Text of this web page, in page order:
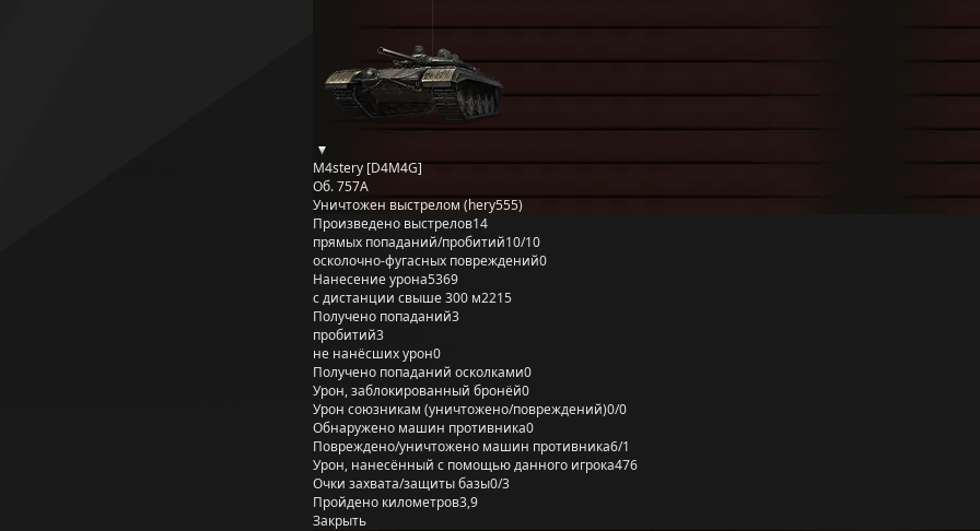
M4stery [D4M4G]
Об. 757А
Уничтожен выстрелом (hery555)
Произведено выстрелов14
прямых попаданий/пробитий10/10
осколочно-фугасных повреждений0
Нанесение урона5369
с дистанции свыше 300 м2215
Получено попаданий3
пробитий3
не нанёсших урон0
Получено попаданий осколками0
Урон, заблокированный бронёй0
Урон союзникам (уничтожено/повреждений)0/0
Обнаружено машин противника0
Повреждено/уничтожено машин противника6/1
Урон, нанесённый с помощью данного игрока476
Очки захвата/защиты базы0/3
Пройдено километров3,9
Закрыть